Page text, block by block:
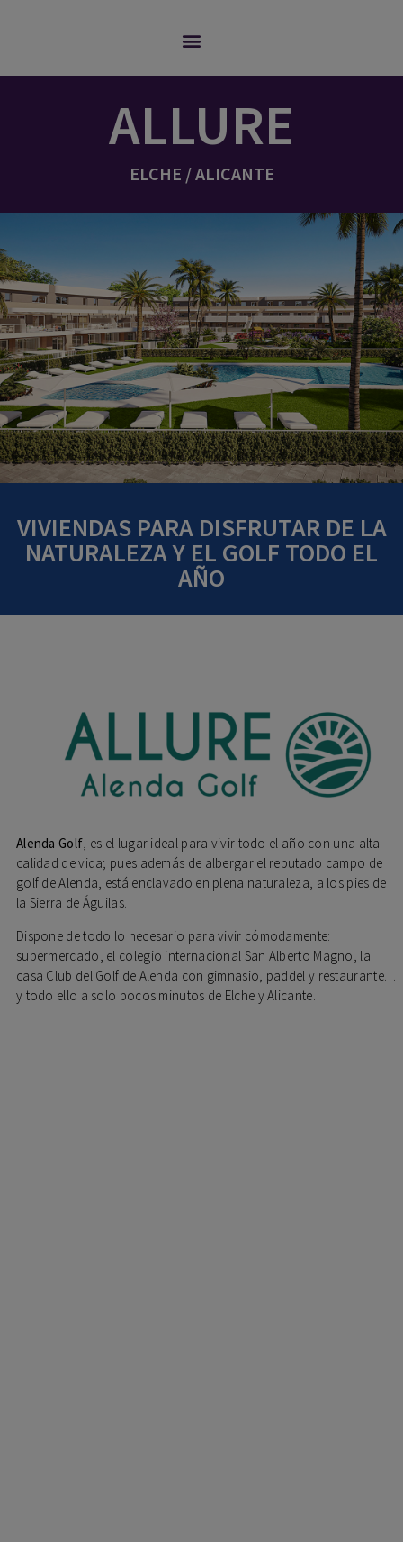
ALLURE
ELCHE / ALICANTE
VIVIENDAS PARA DISFRUTAR DE LA
NATURALEZA Y EL GOLF TODO EL
AÑO
Alenda Golf, es el lugar ideal para vivir todo el año con una alta
calidad de vida; pues además de albergar el reputado campo de
golf de Alenda, está enclavado en plena naturaleza, a los pies de
la Sierra de Águilas.
Dispone de todo lo necesario para vivir cómodamente:
supermercado, el colegio internacional San Alberto Magno, la
casa Club del Golf de Alenda con gimnasio, paddel y restaurante…
y todo ello a solo pocos minutos de Elche y Alicante.